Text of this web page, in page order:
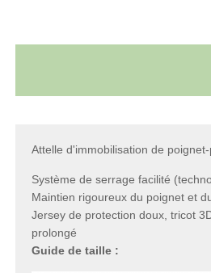
Attelle d'immobilisation de
Système de serrage facilité
Maintien rigoureux du poignet et
Jersey de protection doux, tricot
prolongé
Guide de taille :